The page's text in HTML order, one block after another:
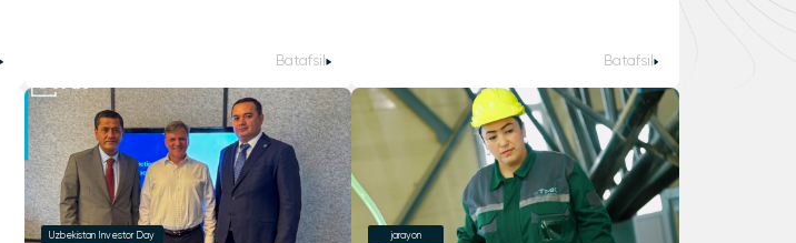
Batafsil Batafsil
Uzbekistan Investor Day jarayon